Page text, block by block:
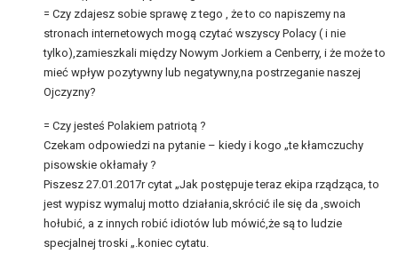
= Czy zdajesz sobie sprawę z tego , że to co napiszemy na
stronach internetowych mogą czytać wszyscy Polacy ( i nie
tylko),zamieszkali między Nowym Jorkiem a Cenberry, i że może to
mieć wpływ pozytywny lub negatywny,na postrzeganie naszej
Ojczyzny?
= Czy jesteś Polakiem patriotą ?
Czekam odpowiedzi na pytanie – kiedy i kogo „te kłamczuchy
pisowskie okłamały ?
Piszesz 27.01.2017r cytat „Jak postępuje teraz ekipa rządząca, to
jest wypisz wymaluj motto działania,skrócić ile się da ,swoich
hołubić, a z innych robić idiotów lub mówić,że są to ludzie
specjalnej troski „.koniec cytatu.